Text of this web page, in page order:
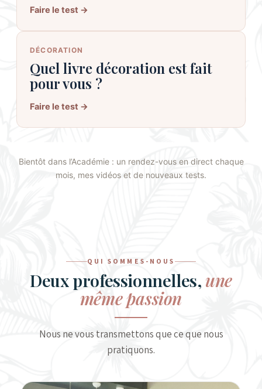
Faire le test →
DÉCORATION
Quel livre décoration est fait
pour vous ?
Faire le test →
Bientôt dans l’Académie : un rendez-vous en direct chaque
mois, mes vidéos et de nouveaux tests.
QUI SOMMES-NOUS
Deux professionnelles, une
même passion
Nous ne vous transmettons que ce que nous
pratiquons.